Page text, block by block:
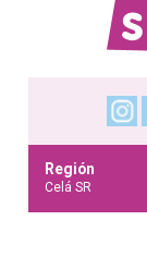
Región
Celá SR